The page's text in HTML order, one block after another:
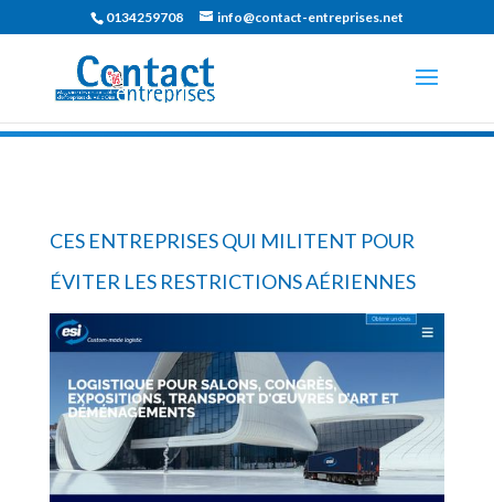
0134259708 info@contact-entreprises.net
CES ENTREPRISES QUI MILITENT POUR
ÉVITER LES RESTRICTIONS AÉRIENNES